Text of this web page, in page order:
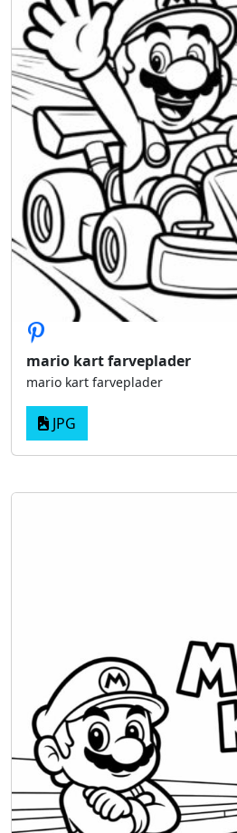
mario kart farveplader
mario kart farveplader
JPG